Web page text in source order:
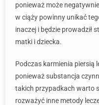
ponieważ może
w ciąży powinny unikać
inaczej i będzie prowadził
matki i dziecka.
Podczas karmienia piersią
ponieważ substancja
takich przypadkach warto
rozważyć inne metody